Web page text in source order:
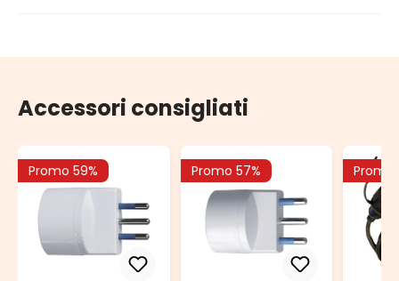
Accessori consigliati
Promo 59% Promo 57% Promo